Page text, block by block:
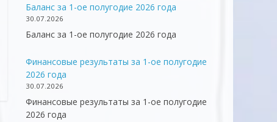
Баланс за 1-ое полугодие 2026 года
30.07.2026
Баланс за 1-ое полугодие 2026 года
Финансовые результаты за 1-ое полугодие
2026 года
30.07.2026
Финансовые результаты за 1-ое полугодие
2026 года